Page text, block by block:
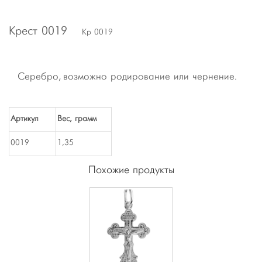
Крест 0019 Кр 0019
Серебро, возможно родирование или чернение.
Артикул Вес, грамм
0019 1,35
Похожие продукты